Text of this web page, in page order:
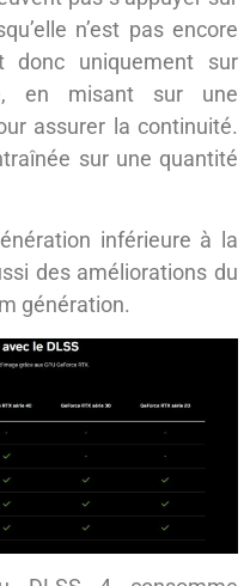
n’est pas encore
donc uniquement sur
en misant sur une
assurer la continuité.
sur une quantité
inférieure à la
des améliorations du
génération.